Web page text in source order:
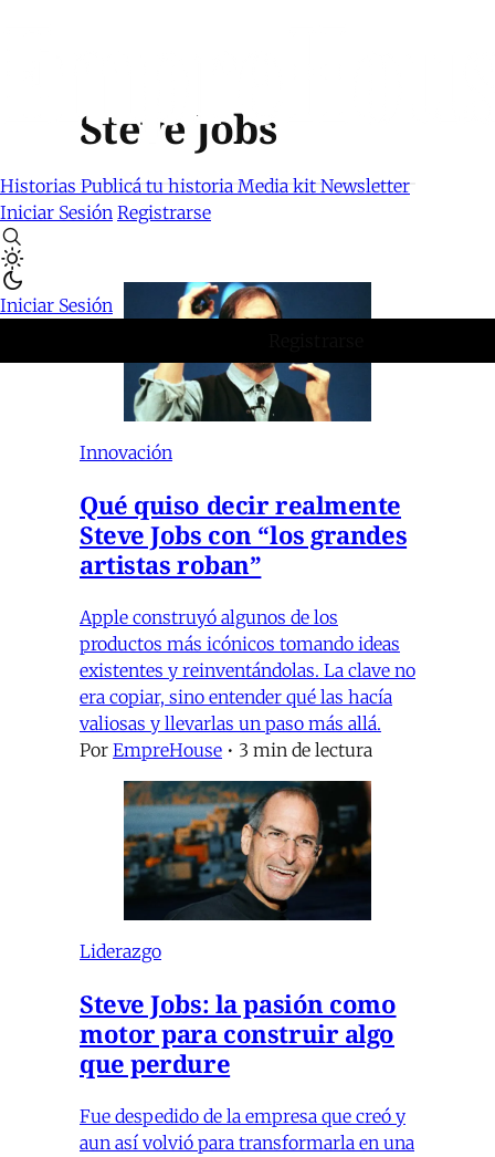
Historias Publicá tu historia Media kit Newsletter
Iniciar Sesión Registrarse
Iniciar Sesión
Steve Jobs
Innovación
Qué quiso decir realmente
Steve Jobs con “los grandes
artistas roban”
Apple construyó algunos de los
productos más icónicos tomando ideas
existentes y reinventándolas. La clave no
era copiar, sino entender qué las hacía
valiosas y llevarlas un paso más allá.
Por EmpreHouse • 3 min de lectura
Liderazgo
Steve Jobs: la pasión como
motor para construir algo
que perdure
Fue despedido de la empresa que creó y
aun así volvió para transformarla en una